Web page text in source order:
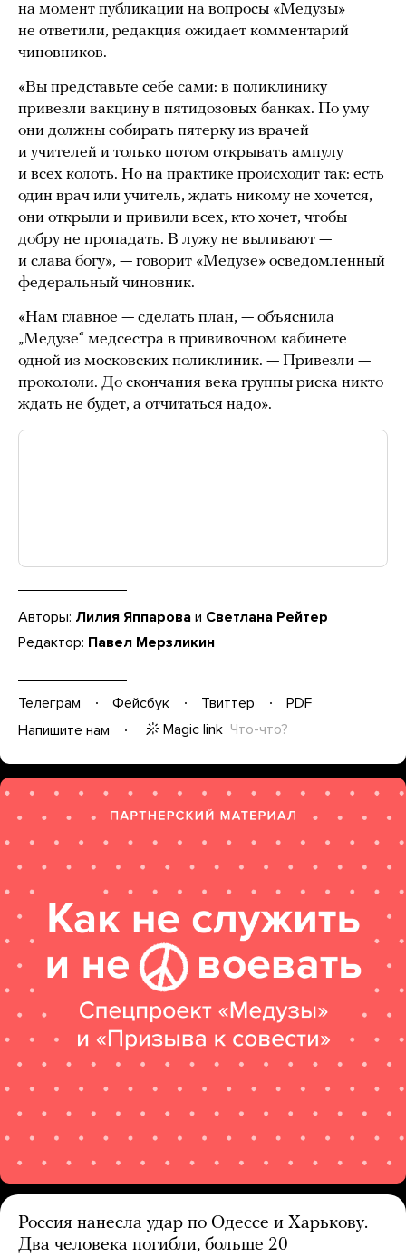
на момент публикации на вопросы «Медузы»
не ответили, редакция ожидает комментарий
чиновников.
«Вы представьте себе сами: в поликлинику
привезли вакцину в пятидозовых банках. По уму
они должны собирать пятерку из врачей
и учителей и только потом открывать ампулу
и всех колоть. Но на практике происходит так: есть
один врач или учитель, ждать никому не хочется,
они открыли и привили всех, кто хочет, чтобы
добру не пропадать. В лужу не выливают —
и слава богу», — говорит «Медузе» осведомленный
федеральный чиновник.
«Нам главное — сделать план, — объяснила
„Медузе“ медсестра в прививочном кабинете
одной из московских поликлиник. — Привезли —
прокололи. До скончания века группы риска никто
ждать не будет, а отчитаться надо».
Авторы: Лилия Яппарова и Светлана Рейтер
Редактор: Павел Мерзликин
Телеграм Фейсбук Твиттер
PDF
Напишите нам
Magic link Что-что?
Россия нанесла удар по Одессе и Харькову.
Два человека погибли, больше 20